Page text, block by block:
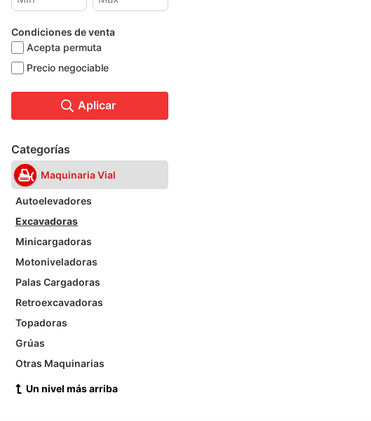
Condiciones de venta
Acepta permuta
Precio negociable
Aplicar
Categorías
Maquinaria Vial
Autoelevadores
Excavadoras
Minicargadoras
Motoniveladoras
Palas Cargadoras
Retroexcavadoras
Topadoras
Grúas
Otras Maquinarias
Un nivel más arriba